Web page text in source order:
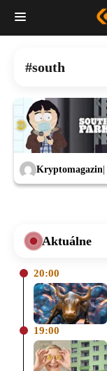
south
Kryptomagazin
Aktuálne
20:00
19:00